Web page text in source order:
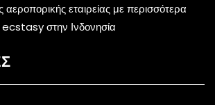
εταιρείας με περισσότερα
στην Ινδονησία